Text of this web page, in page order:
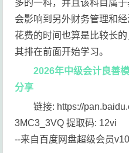
多的一科，并且该科目属
会影响到另外财务管理和
花费的时间也算是比较长
其排在前面开始学习。
2026年中级会计良善
分享
链接: https://
3MC3_3VQ 提取码: 12vi
--来自百度网盘超级会员